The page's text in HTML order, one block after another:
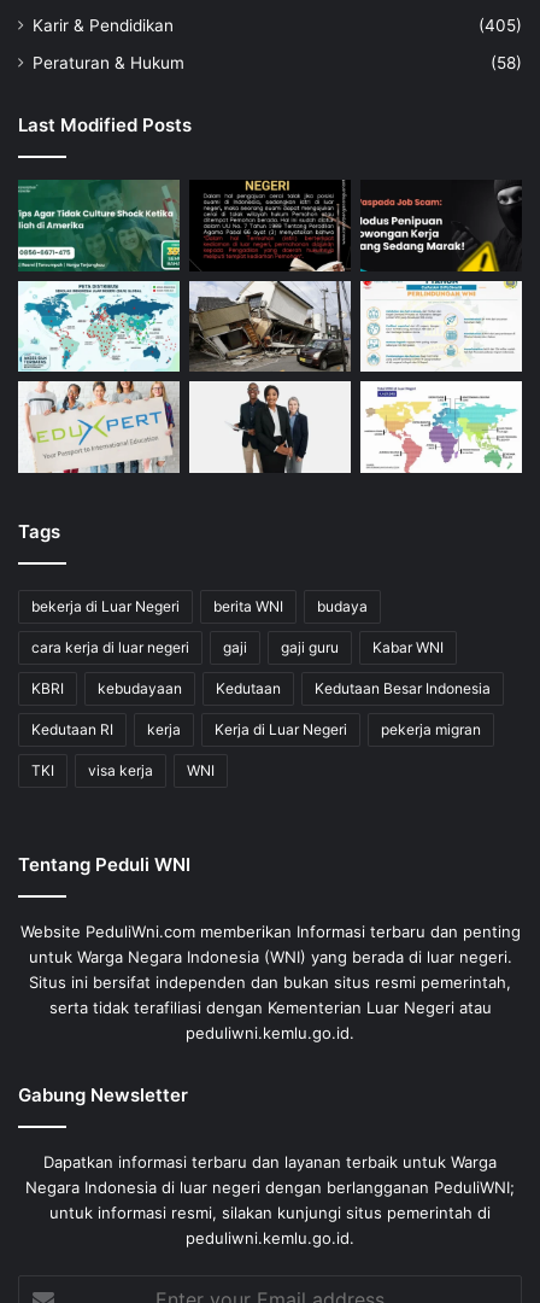
Karir & Pendidikan
(405)
Peraturan & Hukum
(58)
Last Modified Posts
Tags
bekerja di Luar Negeri berita WNI budaya
cara kerja di luar negeri gaji gaji guru Kabar WNI
KBRI kebudayaan Kedutaan Kedutaan Besar Indonesia
Kedutaan RI kerja Kerja di Luar Negeri pekerja migran
TKI visa kerja WNI
Tentang Peduli WNI
Website PeduliWni.com memberikan Informasi terbaru dan penting
untuk Warga Negara Indonesia (WNI) yang berada di luar negeri.
Situs ini bersifat independen dan bukan situs resmi pemerintah,
serta tidak terafiliasi dengan Kementerian Luar Negeri atau
peduliwni.kemlu.go.id.
Gabung Newsletter
Dapatkan informasi terbaru dan layanan terbaik untuk Warga
Negara Indonesia di luar negeri dengan berlangganan PeduliWNI;
untuk informasi resmi, silakan kunjungi situs pemerintah di
peduliwni.kemlu.go.id.